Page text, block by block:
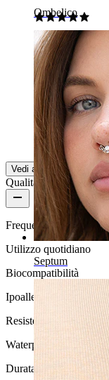
Ombelico
Septum
Ottimo ❤️
Si adatta così
rapidamente.
Alibrt
Tradotto dall'IA
Vedi altro
Qualità del prodotto
Frequenza di utilizzo
Utilizzo quotidiano
Biocompatibilità
Ipoallergenico
Resistenza all'acqua
Waterproof
Durata